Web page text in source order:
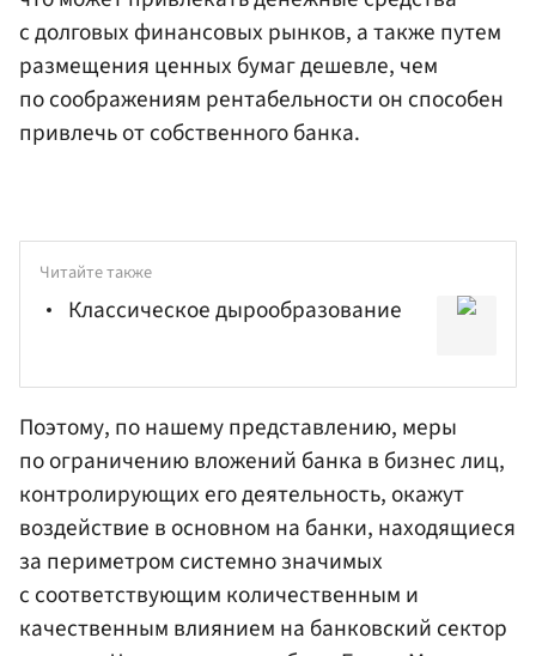
с долговых финансовых рынков, а также путем
размещения ценных бумаг дешевле, чем
по соображениям рентабельности он способен
привлечь от собственного банка.
Читайте также
Классическое дырообразование
Поэтому, по нашему представлению, меры
по ограничению вложений банка в бизнес лиц,
контролирующих его деятельность, окажут
воздействие в основном на банки, находящиеся
за периметром системно значимых
с соответствующим количественным и
качественным влиянием на банковский сектор